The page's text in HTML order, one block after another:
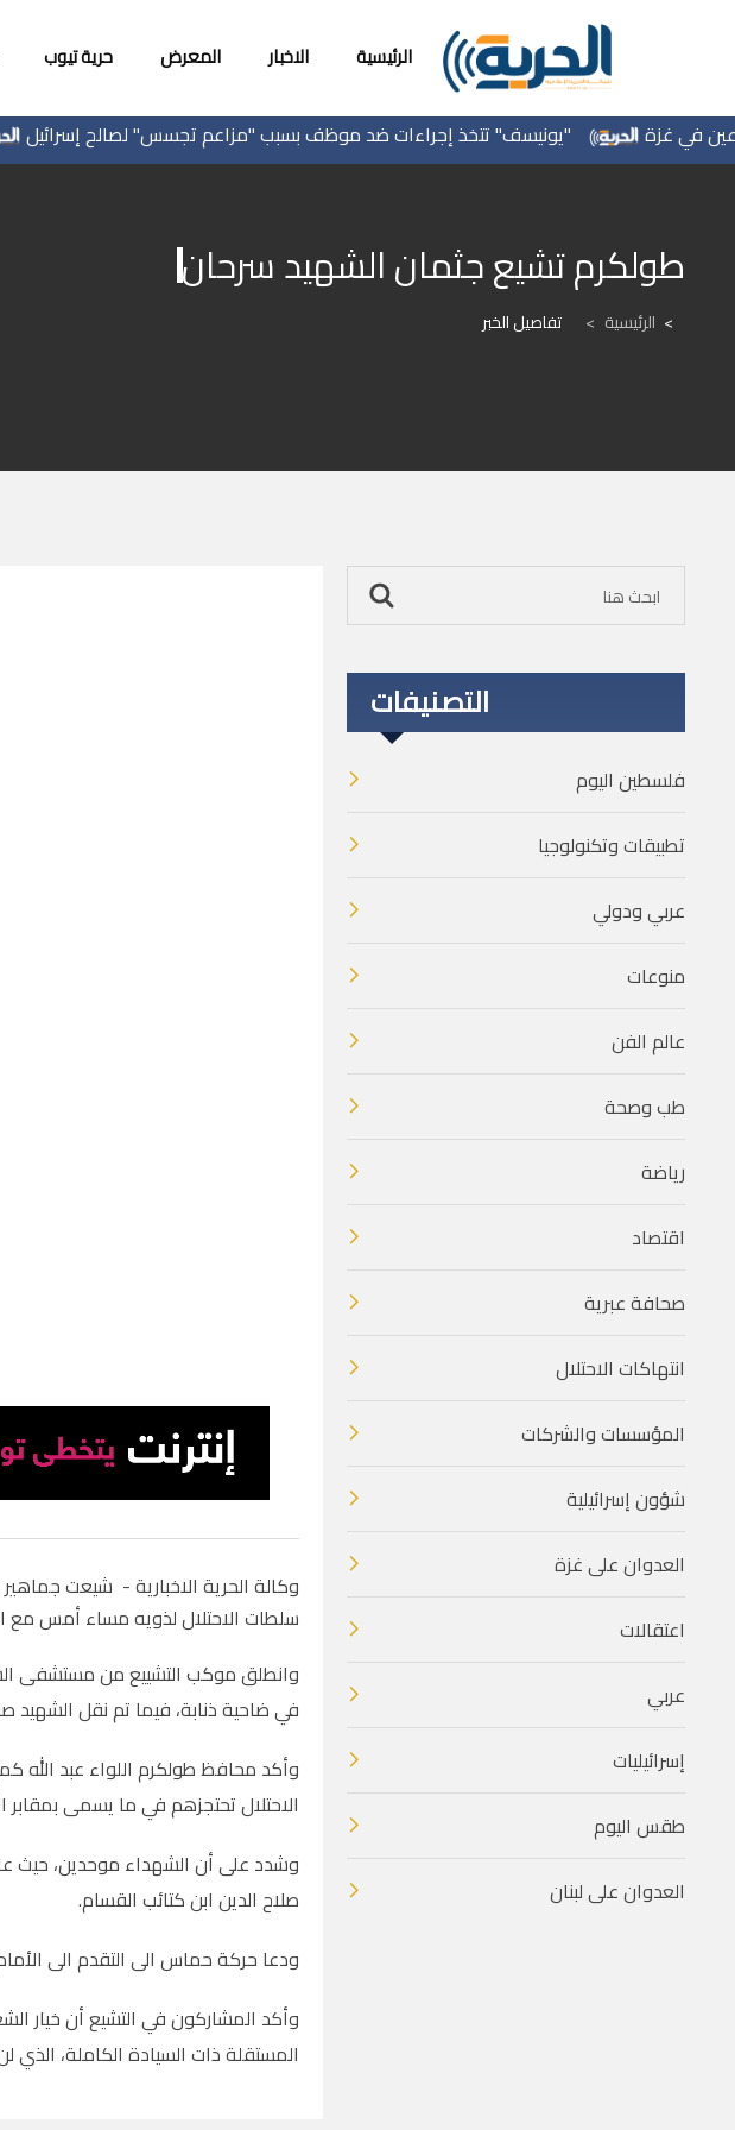
الرئيسية الاخبار المعرض حرية تيوب
"يونيسف" تتخذ إجراءات ضد موظف بسبب "مزاعم تجسس" لصالح إسرائيل غزة
طولكرم تشيع جثمان الشهيد سرحان
الرئيسية > تفاصيل الخبر
وكالة الحرية الاخبارية - شيعت جماهير
سلطات الاحتلال لذويه مساء أمس مع
وانطلق موكب التشييع من مستشفى
في ضاحية ذنابة، فيما تم نقل
وأكد محافظ طولكرم اللواء عبد الله
الاحتلال تحتجزهم في ما يسمى بمقابر
وشدد على أن الشهداء موحدين، حيث
صلاح الدين ابن كتائب القسام.
ودعا حركة حماس الى التقدم الى
وأكد المشاركون في التشيع أن خيار
المستقلة ذات السيادة الكاملة، الذي
التصنيفات
فلسطين اليوم
تطبيقات وتكنولوجيا
عربي ودولي
منوعات
عالم الفن
طب وصحة
رياضة
اقتصاد
صحافة عبرية
انتهاكات الاحتلال
المؤسسات والشركات
شؤون إسرائيلية
العدوان على غزة
اعتقالات
عربي
إسرائيليات
طقس اليوم
العدوان على لبنان